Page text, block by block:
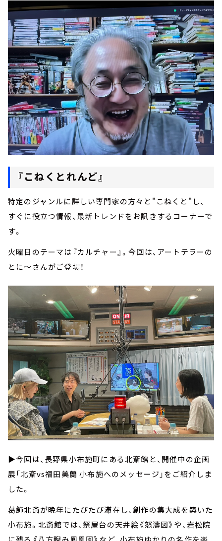
『こねくとれんど』
特定のジャンルに詳しい専門家の方々と"こねくと"し、
すぐに役立つ情報、最新トレンドをお訊きするコーナーで
す。
火曜日のテーマは『カルチャー』。今回は、アートテラーの
とに～さんがご登場！
▶︎今回は、長野県小布施町にある北斎館と、開催中の企画
展「北斎vs福田美蘭 小布施へのメッセージ」をご紹介しま
した。
葛飾北斎が晩年にたびたび滞在し、創作の集大成を築いた
小布施。北斎館では、祭屋台の天井絵《怒濤図》や、岩松院